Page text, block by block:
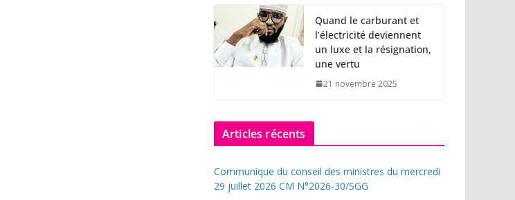
Quand le carburant et
l’électricité deviennent
un luxe et la résignation,
une vertu
21 novembre 2025
Articles récents
Communique du conseil des ministres du mercredi
29 juillet 2026 CM N°2026-30/SGG